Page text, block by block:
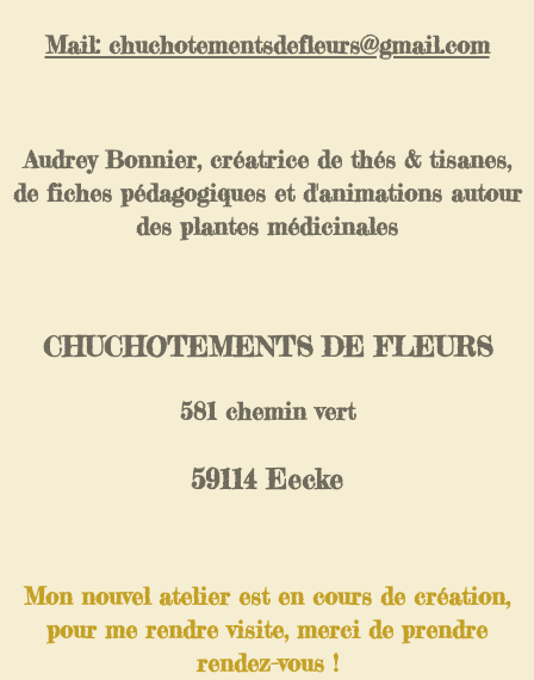
Mail: chuchotementsdefleurs@gmail.com
Audrey Bonnier, créatrice de thés & tisanes,
de fiches pédagogiques et d'animations autour
des plantes médicinales
CHUCHOTEMENTS DE FLEURS
581 chemin vert
59114 Eecke
Mon nouvel atelier est en cours de création,
pour me rendre visite, merci de prendre
rendez-vous !